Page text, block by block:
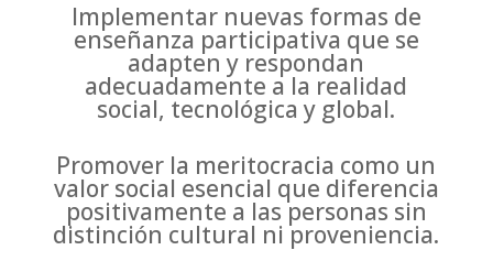
Implementar nuevas formas de
enseñanza participativa que se
adapten y respondan
adecuadamente a la realidad
social, tecnológica y global.
Promover la meritocracia como un
valor social esencial que diferencia
positivamente a las personas sin
distinción cultural ni proveniencia.